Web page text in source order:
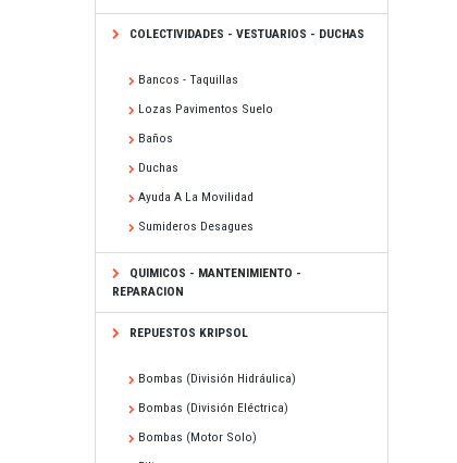
COLECTIVIDADES - VESTUARIOS - DUCHAS
Bancos - Taquillas
Lozas Pavimentos Suelo
Baños
Duchas
Ayuda A La Movilidad
Sumideros Desagues
QUIMICOS - MANTENIMIENTO -
REPARACION
REPUESTOS KRIPSOL
Bombas (división Hidráulica)
Bombas (división Eléctrica)
Bombas (motor Solo)